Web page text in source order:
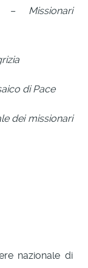
– Missionari
di Pace
dei missionari
nazionale di